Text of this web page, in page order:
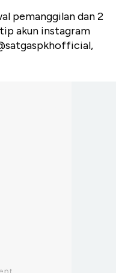
pemanggilan dan 2
akun instagram